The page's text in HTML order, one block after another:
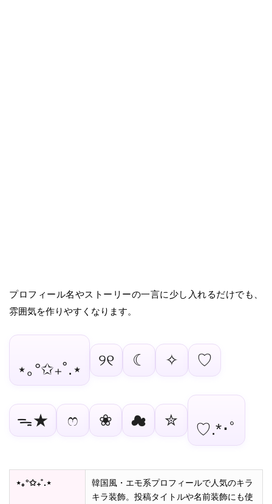
プロフィール名やストーリーの一言に少し入れるだけでも、
雰囲気を作りやすくなります。
⋆｡°✩₊˚.⋆
୨୧ ☾ ✧ ♡
ᯓ★ ෆ ❀ ☁ ✮
♡.*･ﾟ
⋆｡°✩₊˚.⋆
韓国風・エモ系プロフィールで人気のキラ
キラ装飾。投稿タイトルや名前装飾にも使